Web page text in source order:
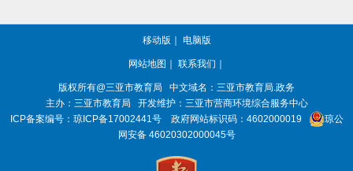
移动版 ｜ 电脑版
网站地图 ｜ 联系我们 ｜
版权所有@三亚市教育局
中文域名：三亚市教育局.政务
主办：三亚市教育局
开发维护：三亚市营商环境综合服务中心
ICP备案编号： 琼ICP备17002441号 政府网站标识码： 4602000019
琼公
网安备 46020302000045号